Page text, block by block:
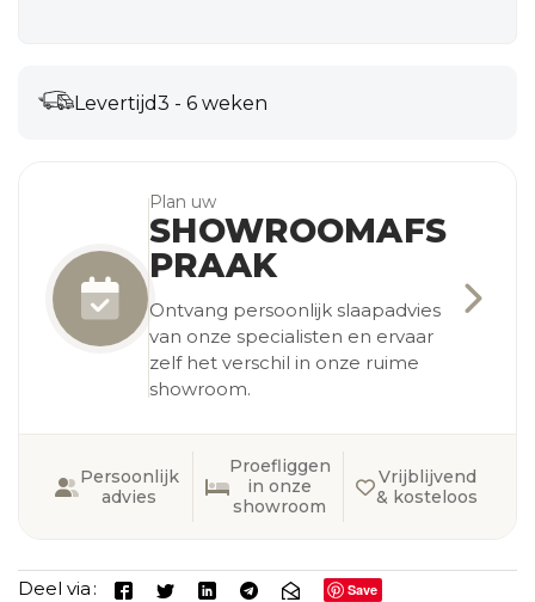
Levertijd3 - 6 weken
Plan uw
SHOWROOMAFS
PRAAK
Ontvang persoonlijk slaapadvies
van onze specialisten en ervaar
zelf het verschil in onze ruime
showroom.
Persoonlijk
advies
Proefliggen
in onze
showroom
Vrijblijvend
& kosteloos
Deel via Save